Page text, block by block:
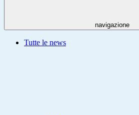
navigazione
Tutte le news